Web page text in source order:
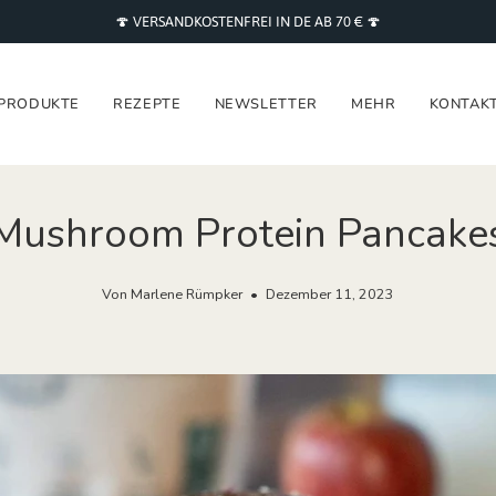
🍄 VERSANDKOSTENFREI IN DE AB 70 € 🍄
REZEPTE NEWSLETTER MEHR
Protein
Von Marlene Rümpker Dezember 11, 2023